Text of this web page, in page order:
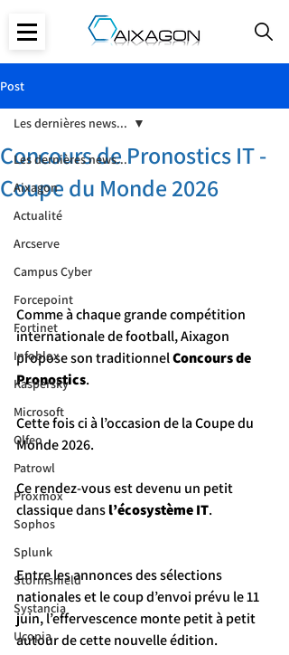
Post
Les dernières news...
Aixagon
Actualité
Arcserve
Campus Cyber
Forcepoint
Fortinet
Infoblox
Kaspersky
Microsoft
Olfeo
Patrowl
Proxmox
Sophos
Splunk
Stormshield
Systancia
Ucopia
Les dernières news...
Concours de Pronostics IT -
Coupe du Monde 2026
Comme à chaque grande compétition
internationale de football, Aixagon
propose son traditionnel Concours de
Pronostics.
Cette fois ci à l’occasion de la Coupe du
Monde 2026.
Ce rendez-vous est devenu un petit
classique dans l’écosystème IT.
Entre les annonces des sélections
nationales et le coup d’envoi prévu le 11
juin, l’effervescence monte petit à petit
autour de cette nouvelle édition.